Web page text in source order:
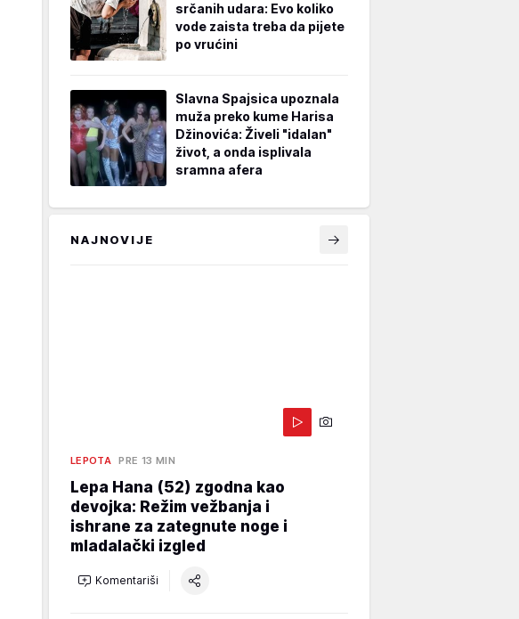
srčanih udara: Evo koliko
vode zaista treba da pijete
po vrućini
Slavna Spajsica upoznala
muža preko kume Harisa
Džinovića: Živeli "idalan"
život, a onda isplivala
sramna afera
NAJNOVIJE
LEPOTA PRE 13 MIN
Lepa Hana (52) zgodna kao
devojka: Režim vežbanja i
ishrane za zategnute noge i
mladalački izgled
Komentariši